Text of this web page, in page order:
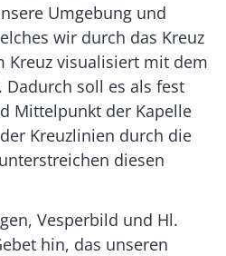
Umgebung und
wir durch das Kreuz
Kreuz visualisiert mit dem
soll es als fest
Mittelpunkt der Kapelle
Kreuzlinien durch die
diesen
Vesperbild und Hl.
hin, das unseren